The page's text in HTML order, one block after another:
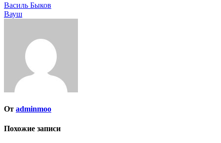
Навигация
по
Василь Быков
Вауш
От adminmoo
Похожие записи